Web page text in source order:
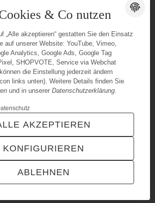
inkl. gesetzlicher USt., zzgl.Versand
MENÜ WARENKORB
& Co nutzen
„Alle akzeptieren“ gestatten Sie den Einsatz
auf unserer Website: YouTube, Vimeo,
Analytics, Google Ads, Google Tag
SHOPVOTE, Service via Webchat
die Einstellung jederzeit ändern
links unten). Weitere Details finden Sie
und in unserer Datenschutzerklärung.
ABLEHNEN
KONFIGURIEREN
AKZEPTIEREN